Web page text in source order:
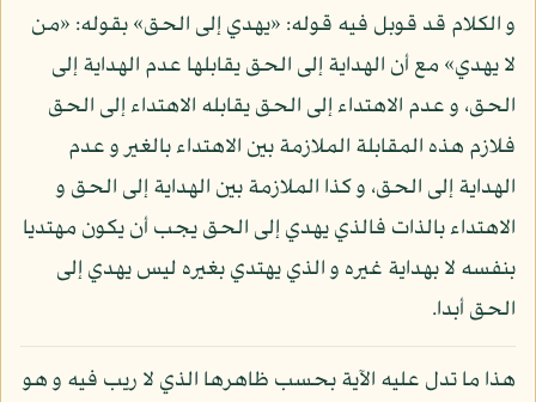
و الكلام قد قوبل فيه قوله: «يهدي إلى الحق» بقوله: «من
لا يهدي» مع أن الهداية إلى الحق يقابلها عدم الهداية إلى
الحق، و عدم الاهتداء إلى الحق يقابله الاهتداء إلى الحق
فلازم هذه المقابلة الملازمة بين الاهتداء بالغير و عدم
الهداية إلى الحق، و كذا الملازمة بين الهداية إلى الحق و
الاهتداء بالذات فالذي يهدي إلى الحق يجب أن يكون مهتديا
بنفسه لا بهداية غيره و الذي يهتدي بغيره ليس يهدي إلى
الحق أبدا.
هذا ما تدل عليه الآية بحسب ظاهرها الذي لا ريب فيه و هو